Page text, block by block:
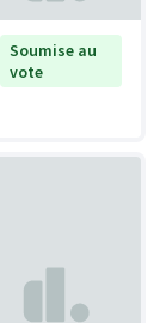
Soumise au
vote